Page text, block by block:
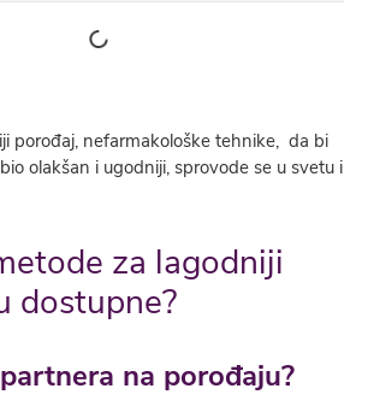
porođaj, nefarmakološke tehnike, da bi
bio olakšan i ugodniji, sprovode se u svetu i
za lagodniji
dostupne?
na porođaju?